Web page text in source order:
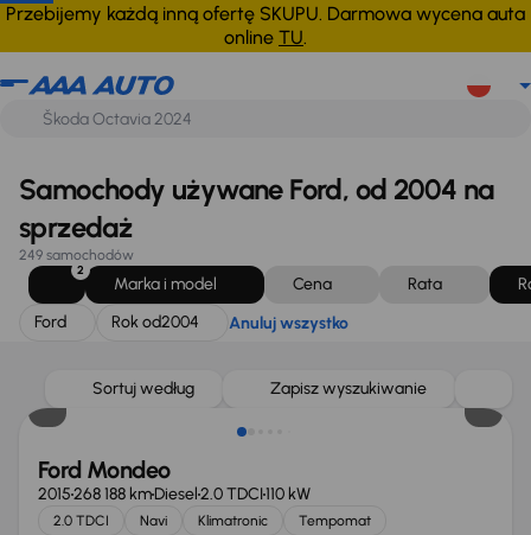
Przebijemy każdą inną ofertę SKUPU. Darmowa wycena auta
online TU.
Ford Rok od2004 Anuluj wszystko
Samochody używane Ford, od 2004 na
sprzedaż
249 samochodów
2
Marka i model Cena Rata
Ford
Rok od2004 Anuluj wszystko
Sortuj według Zapisz wyszukiwanie
Taniej o 1 000 zł
Ford Mondeo
2015268 188 kmDiesel2.0 TDCI110 kW
2.0 TDCI Navi Klimatronic
Tempomat